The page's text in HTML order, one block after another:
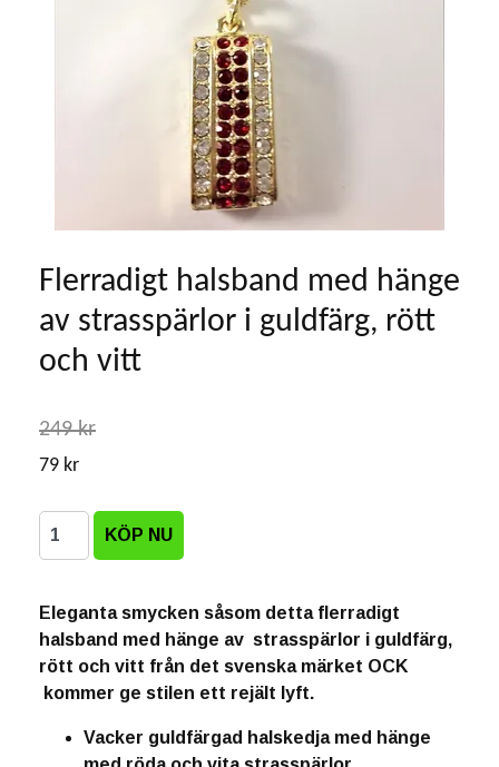
Flerradigt halsband med hänge
av strasspärlor i guldfärg, rött
och vitt
249 kr
79 kr
Eleganta smycken såsom detta flerradigt
halsband med hänge av strasspärlor i guldfärg,
rött och vitt från det svenska märket OCK
kommer ge stilen ett rejält lyft.
Vacker guldfärgad halskedja med hänge